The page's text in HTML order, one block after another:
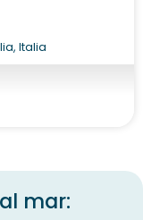
Italia
mar: